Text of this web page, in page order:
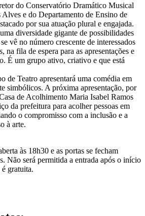
do Conservatório Dramático Musical
e do Departamento de Ensino de
por sua atuação plural e engajada.
diversidade gigante de possibilidades
vê no número crescente de interessados
na fila de espera para as apresentações e
É um grupo ativo, criativo e que está
de Teatro apresentará uma comédia em
simbólicos. A próxima apresentação, por
de Acolhimento Maria Isabel Ramos
da prefeitura para acolher pessoas em
o compromisso com a inclusão e a
à arte.
às 18h30 e as portas se fecham
Não será permitida a entrada após o início
gratuita.